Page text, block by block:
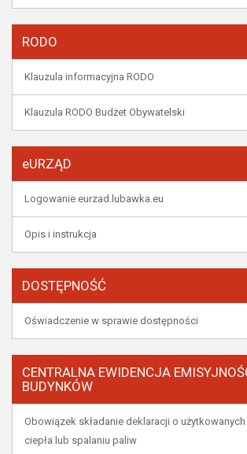
RODO
Klauzula informacyjna RODO
Klauzula RODO Budżet Obywatelski
eURZĄD
Logowanie eurzad.lubawka.eu
Opis i instrukcja
DOSTĘPNOŚĆ
Oświadczenie w sprawie dostępności
CENTRALNA EWIDENCJA
BUDYNKÓW
Obowiązek składanie deklaracji o użytkowanych
ciepła lub spalaniu paliw